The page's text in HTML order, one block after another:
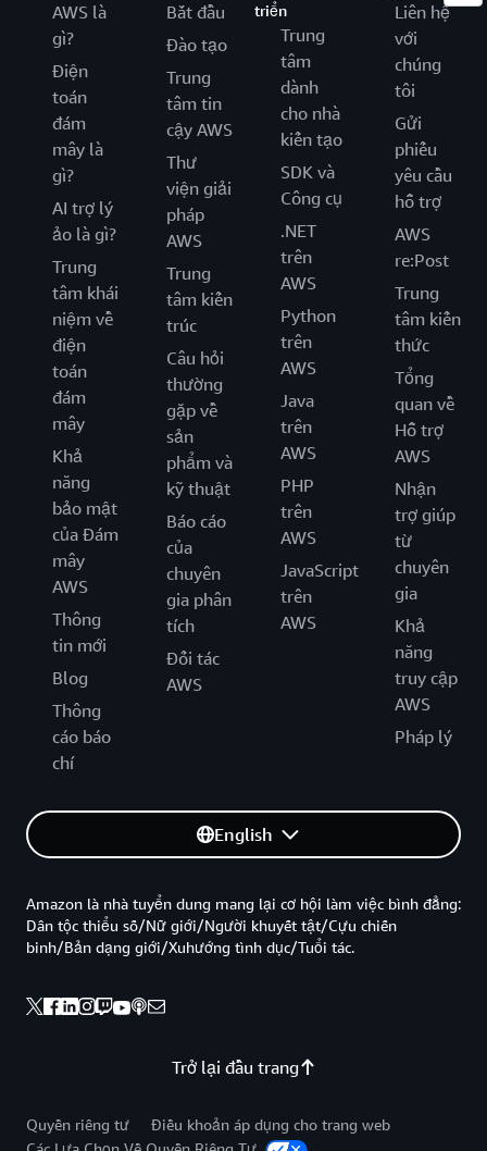
AWS là
gì?
Điện
toán
đám
mây là
gì?
AI trợ lý
ảo là gì?
Trung
tâm khái
niệm về
điện
toán
đám
mây
Khả
năng
bảo mật
của Đám
mây
AWS
Thông
tin mới
Blog
Thông
cáo báo
chí
Bắt đầu
Đào tạo
Trung
tâm tin
cậy AWS
Thư
viện giải
pháp
AWS
Trung
tâm kiến
trúc
Câu hỏi
thường
gặp về
sản
phẩm và
kỹ thuật
Báo cáo
của
chuyên
gia phân
tích
Đối tác
AWS
triển
Trung
tâm
dành
cho nhà
kiến tạo
SDK và
Công cụ
.NET
trên
AWS
Python
trên
AWS
Java
trên
AWS
PHP
trên
AWS
JavaScript
trên
AWS
Liên hệ
với
chúng
tôi
Gửi
phiếu
yêu cầu
hỗ trợ
AWS
re:Post
Trung
tâm kiến
thức
Tổng
quan về
Hỗ trợ
AWS
Nhận
trợ giúp
từ
chuyên
gia
Khả
năng
truy cập
AWS
Pháp lý
English
Trở lại đầu trang
Amazon là nhà tuyển dung mang lại cơ hội làm việc bình đẳng:
Dân tộc thiểu số/Nữ giới/Người khuyết tật/Cựu chiến
binh/Bản dạng giới/Xuhướng tình dục/Tuổi tác.
Quyền riêng tư
Điều khoản áp dụng cho trang web